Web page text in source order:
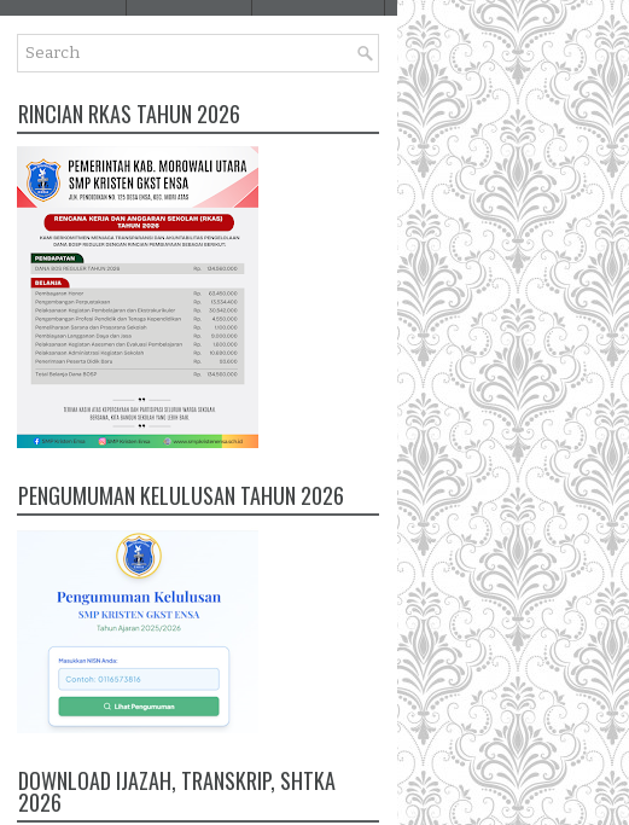
RINCIAN RKAS TAHUN 2026
PENGUMUMAN KELULUSAN TAHUN 2026
DOWNLOAD IJAZAH, TRANSKRIP, SHTKA
2026